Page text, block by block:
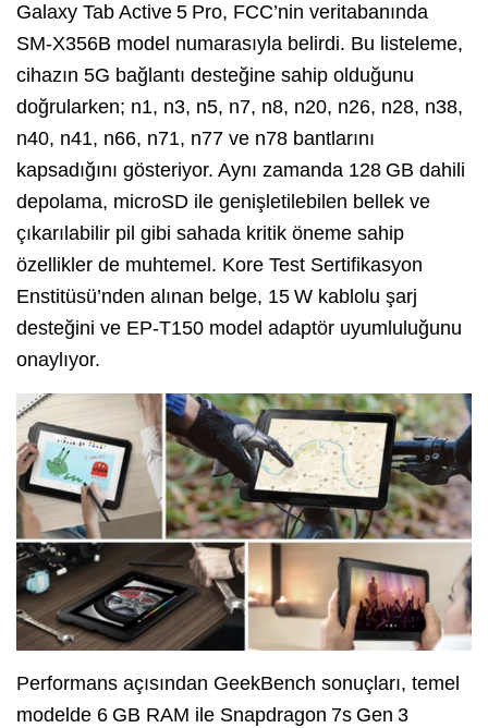
Galaxy Tab Active 5 Pro, FCC’nin veritabanında
SM‑X356B model numarasıyla belirdi. Bu listeleme,
cihazın 5G bağlantı desteğine sahip olduğunu
doğrularken; n1, n3, n5, n7, n8, n20, n26, n28, n38,
n40, n41, n66, n71, n77 ve n78 bantlarını
kapsadığını gösteriyor. Aynı zamanda 128 GB dahili
depolama, microSD ile genişletilebilen bellek ve
çıkarılabilir pil gibi sahada kritik öneme sahip
özellikler de muhtemel. Kore Test Sertifikasyon
Enstitüsü’nden alınan belge, 15 W kablolu şarj
desteğini ve EP‑T150 model adaptör uyumluluğunu
onaylıyor.
Performans açısından GeekBench sonuçları, temel
modelde 6 GB RAM ile Snapdragon 7s Gen 3